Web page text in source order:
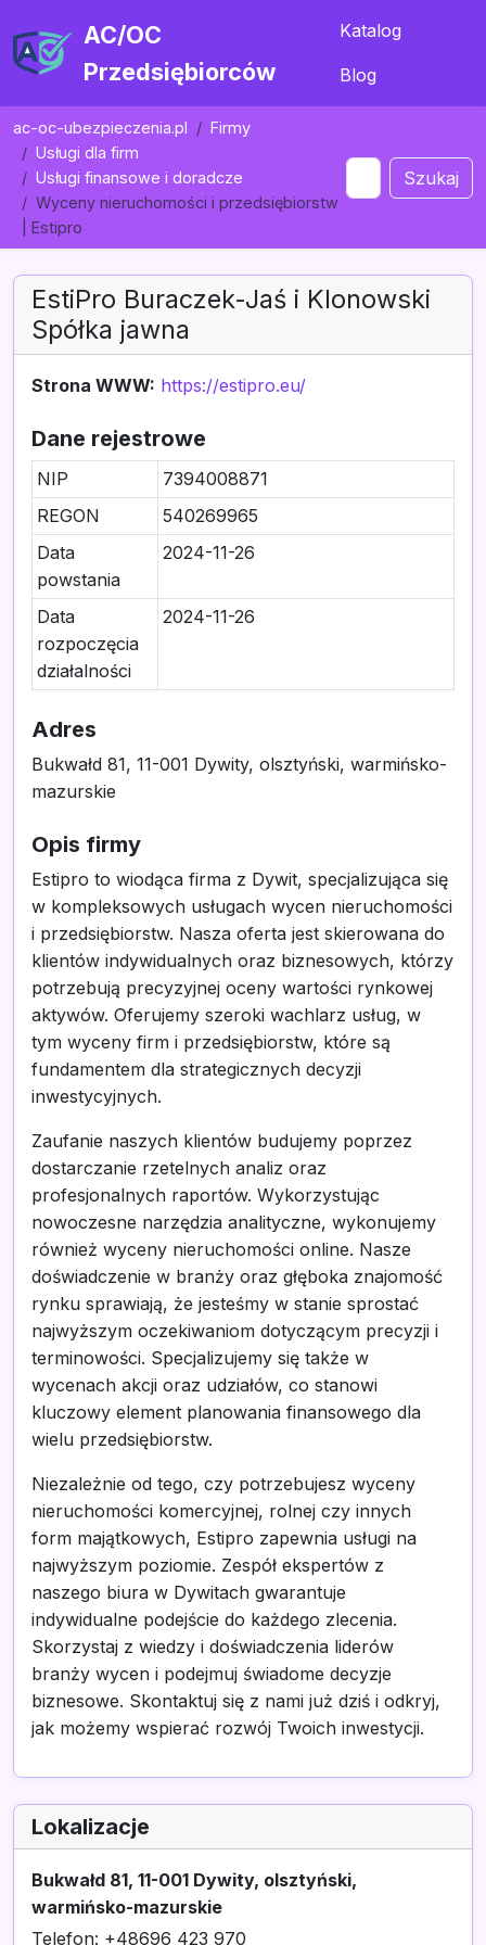
AC/OC
Przedsiębiorców
Katalog
Blog
ac-oc-ubezpieczenia.pl
Firmy
Usługi dla firm
Usługi finansowe i doradcze
Wyceny nieruchomości i przedsiębiorstw
| Estipro
Szukaj
EstiPro Buraczek-Jaś i Klonowski
Spółka jawna
Strona WWW: https://estipro.eu/
Dane rejestrowe
NIP
7394008871
REGON
540269965
Data
powstania
2024-11-26
Data
rozpoczęcia
działalności
2024-11-26
Adres
Bukwałd 81, 11-001 Dywity, olsztyński, warmińsko-
mazurskie
Opis firmy
Estipro to wiodąca firma z Dywit, specjalizująca się
w kompleksowych usługach wycen nieruchomości
i przedsiębiorstw. Nasza oferta jest skierowana do
klientów indywidualnych oraz biznesowych, którzy
potrzebują precyzyjnej oceny wartości rynkowej
aktywów. Oferujemy szeroki wachlarz usług, w
tym wyceny firm i przedsiębiorstw, które są
fundamentem dla strategicznych decyzji
inwestycyjnych.
Zaufanie naszych klientów budujemy poprzez
dostarczanie rzetelnych analiz oraz
profesjonalnych raportów. Wykorzystując
nowoczesne narzędzia analityczne, wykonujemy
również wyceny nieruchomości online. Nasze
doświadczenie w branży oraz głęboka znajomość
rynku sprawiają, że jesteśmy w stanie sprostać
najwyższym oczekiwaniom dotyczącym precyzji i
terminowości. Specjalizujemy się także w
wycenach akcji oraz udziałów, co stanowi
kluczowy element planowania finansowego dla
wielu przedsiębiorstw.
Niezależnie od tego, czy potrzebujesz wyceny
nieruchomości komercyjnej, rolnej czy innych
form majątkowych, Estipro zapewnia usługi na
najwyższym poziomie. Zespół ekspertów z
naszego biura w Dywitach gwarantuje
indywidualne podejście do każdego zlecenia.
Skorzystaj z wiedzy i doświadczenia liderów
branży wycen i podejmuj świadome decyzje
biznesowe. Skontaktuj się z nami już dziś i odkryj,
jak możemy wspierać rozwój Twoich inwestycji.
Lokalizacje
Bukwałd 81, 11-001 Dywity, olsztyński,
warmińsko-mazurskie
Telefon: +48696 423 970